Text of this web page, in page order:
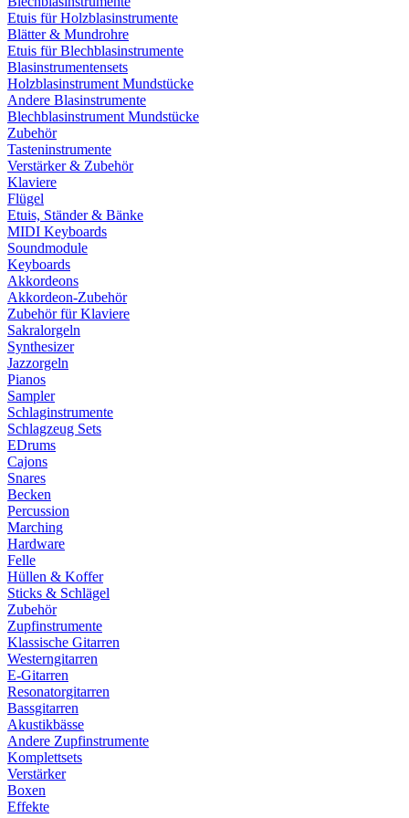
Etuis für Holzblasinstrumente
Blätter & Mundrohre
Etuis für Blechblasinstrumente
Blasinstrumentensets
Holzblasinstrument Mundstücke
Andere Blasinstrumente
Blechblasinstrument Mundstücke
Zubehör
Tasteninstrumente
Verstärker & Zubehör
Klaviere
Flügel
Etuis, Ständer & Bänke
MIDI Keyboards
Soundmodule
Keyboards
Akkordeons
Akkordeon-Zubehör
Zubehör für Klaviere
Sakralorgeln
Synthesizer
Jazzorgeln
Pianos
Sampler
Schlaginstrumente
Schlagzeug Sets
EDrums
Cajons
Snares
Becken
Percussion
Marching
Hardware
Felle
Hüllen & Koffer
Sticks & Schlägel
Zubehör
Zupfinstrumente
Klassische Gitarren
Westerngitarren
E-Gitarren
Resonatorgitarren
Bassgitarren
Akustikbässe
Andere Zupfinstrumente
Komplettsets
Verstärker
Boxen
Effekte